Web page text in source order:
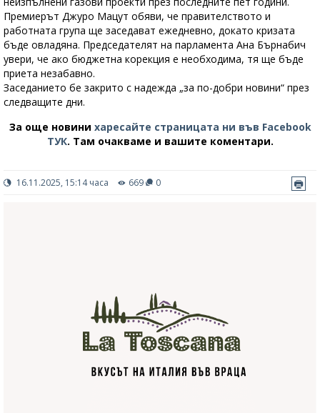
Премиерът Джуро Мацут обяви, че правителството и
работната група ще заседават ежедневно, докато кризата
бъде овладяна. Председателят на парламента Ана Бърнабич
увери, че ако бюджетна корекция е необходима, тя ще бъде
приета незабавно.
Заседанието бе закрито с надежда „за по-добри новини“ през
следващите дни.
За още новини харесайте страницата ни във Facebook
ТУК. Там очакваме и вашите коментари.
16.11.2025, 15:14 часа 669 0